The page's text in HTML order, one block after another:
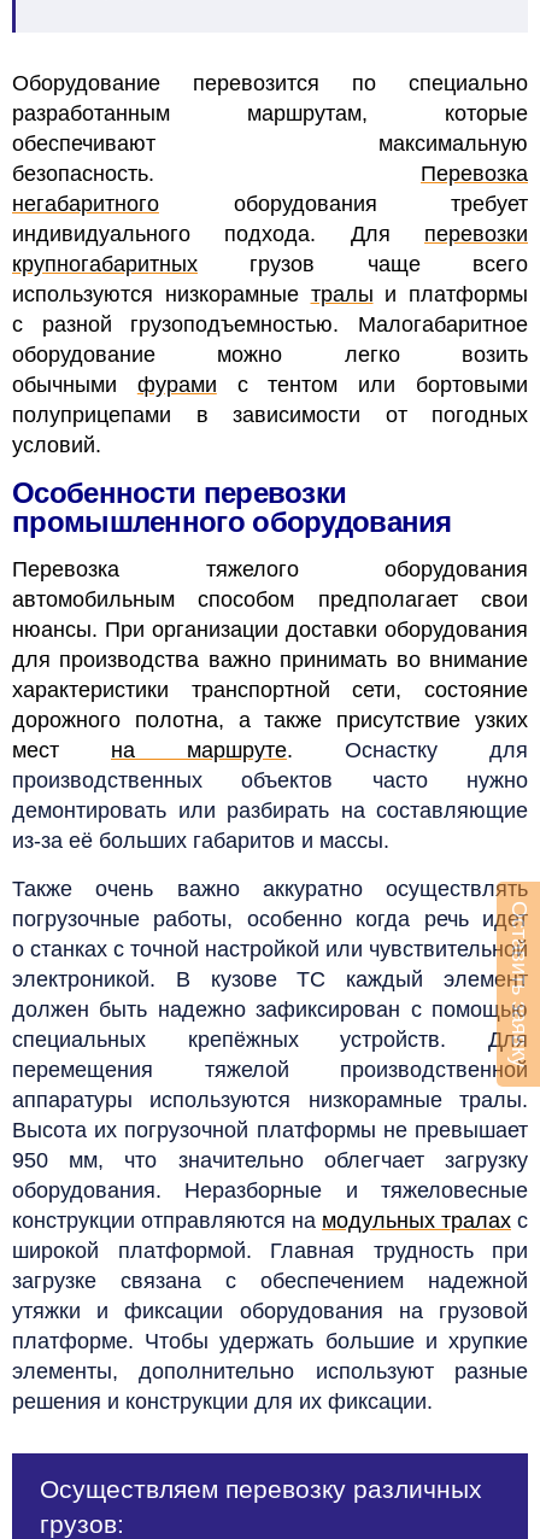
Оборудование перевозится по специально
разработанным маршрутам, которые
обеспечивают максимальную
безопасность. Перевозка
негабаритного оборудования требует
индивидуального подхода. Для перевозки
крупногабаритных грузов чаще всего
используются низкорамные тралы и платформы
с разной грузоподъемностью. Малогабаритное
оборудование можно легко возить
обычными фурами с тентом или бортовыми
полуприцепами в зависимости от погодных
условий.
Особенности перевозки
промышленного оборудования
Перевозка тяжелого оборудования
автомобильным способом предполагает свои
нюансы. При организации доставки оборудования
для производства важно принимать во внимание
характеристики транспортной сети, состояние
дорожного полотна, а также присутствие узких
мест на маршруте. Оснастку для
производственных объектов часто нужно
демонтировать или разбирать на составляющие
из-за её больших габаритов и массы.
Также очень важно аккуратно осуществлять
погрузочные работы, особенно когда речь идет
о станках с точной настройкой или чувствительной
электроникой. В кузове ТС каждый элемент
должен быть надежно зафиксирован с помощью
специальных крепёжных устройств. Для
перемещения тяжелой производственной
аппаратуры используются низкорамные тралы.
Высота их погрузочной платформы не превышает
950 мм, что значительно облегчает загрузку
оборудования. Неразборные и тяжеловесные
конструкции отправляются на модульных тралах с
широкой платформой. Главная трудность при
загрузке связана с обеспечением надежной
утяжки и фиксации оборудования на грузовой
платформе. Чтобы удержать большие и хрупкие
элементы, дополнительно используют разные
решения и конструкции для их фиксации.
Осуществляем перевозку различных
грузов:
Оставить заявку